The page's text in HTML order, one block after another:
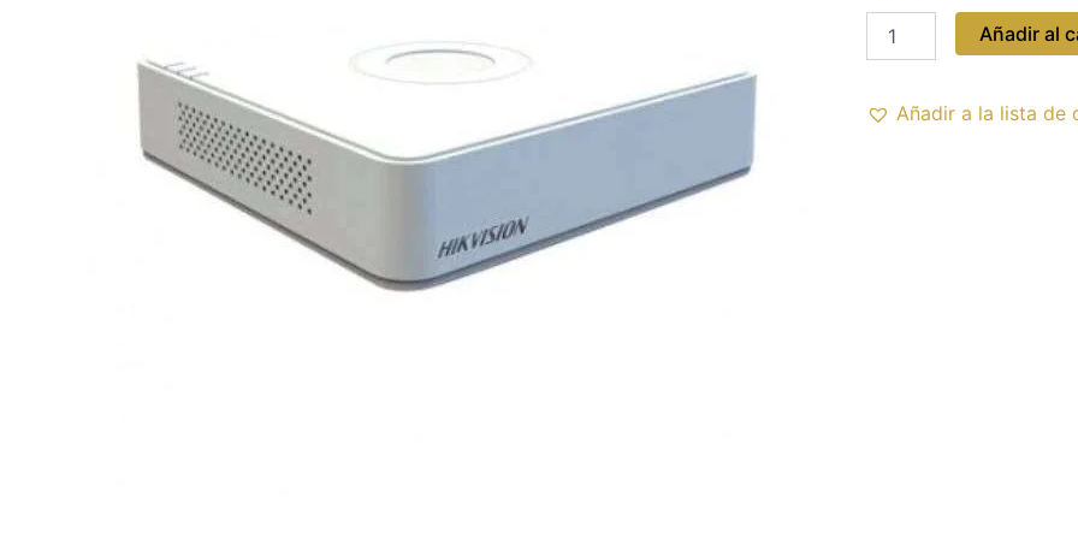
HDMI/VGA
cantidad
Añadir al
Añadir a la lista de